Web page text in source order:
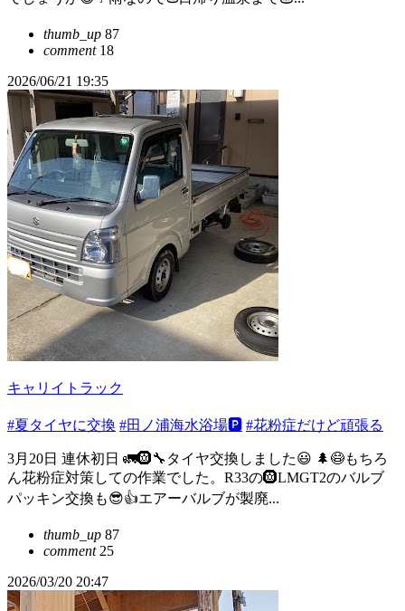
thumb_up 87
comment18
2026/06/21 19:35
キャリイトラック
#夏タイヤに交換 #田ノ浦海水浴場🅿️ #花粉症だけど頑張る
3月20日 連休初日 🚛🛞🔧タイヤ交換しました😃 🌲😷もちろ
ん花粉症対策しての作業でした。R33の🛞LMGT2のバルブ
パッキン交換も😎👍エアーバルブが製廃...
thumb_up 87
comment25
2026/03/20 20:47